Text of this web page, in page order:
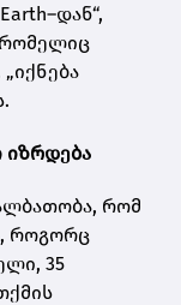
რომელიც
იზრდება
რომ
როგორც
35